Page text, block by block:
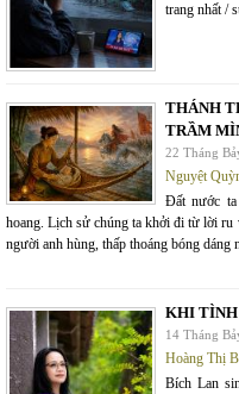
trang nhất /
THÁNH
TRẦM
22 Tháng
Nguyệt
Đất nước
hoang. Lịch sử chúng ta khởi đi từ lời ru
người anh hùng, thấp thoáng bóng
KHI TÌNH
14 Tháng
Hoàng Thị
Bích Lan